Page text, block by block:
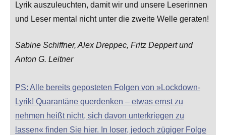
Lyrik auszuleuchten, damit wir und unsere Leserinnen
und Leser mental nicht unter die zweite Welle geraten!
Sabine Schiffner, Alex Dreppec, Fritz Deppert und
Anton G. Leitner
PS: Alle bereits geposteten Folgen von »Lockdown-
Lyrik! Quarantäne querdenken – etwas ernst zu
nehmen heißt nicht, sich davon unterkriegen zu
lassen« finden Sie hier. In loser, jedoch zügiger Folge